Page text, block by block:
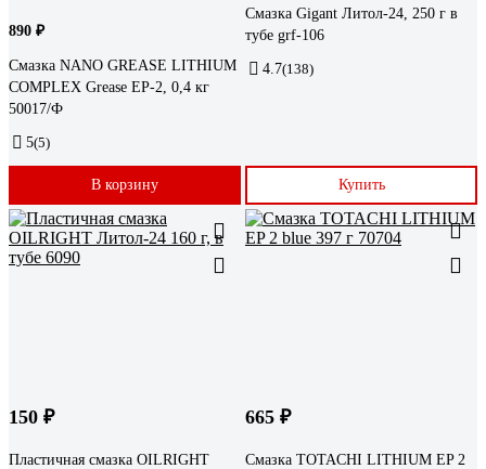
890 ₽
Смазка NANO GREASE LITHIUM
COMPLEX Grease EP-2, 0,4 кг
50017/Ф
5(5)
В корзину
Смазка Gigant Литол-24, 250 г в
тубе grf-106
4.7(138)
Купить
150 ₽
Пластичная смазка OILRIGHT
665 ₽
Смазка TOTACHI LITHIUM EP 2